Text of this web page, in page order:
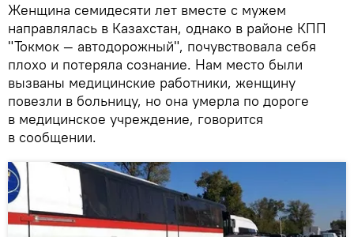
Женщина семидесяти лет вместе с мужем
направлялась в Казахстан, однако в районе КПП
"Токмок — автодорожный", почувствовала себя
плохо и потеряла сознание. Нам место были
вызваны медицинские работники, женщину
повезли в больницу, но она умерла по дороге
в медицинское учреждение, говорится
в сообщении.